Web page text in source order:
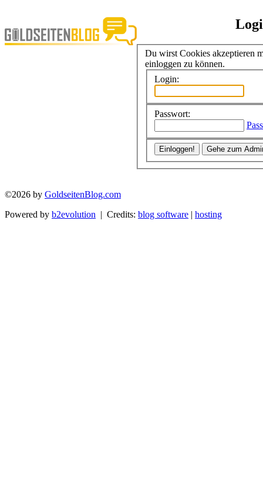
Du wirst Cookies akzeptieren
einloggen zu können.
Login:
Passwort:
©2026 by GoldseitenBlog.com
Powered by b2evolution | Credits: blog software | hosting